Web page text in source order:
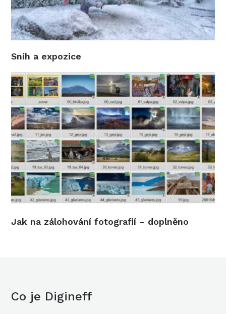
Sníh a expozice
Jak na zálohování fotografií – doplněno
Co je Digineff